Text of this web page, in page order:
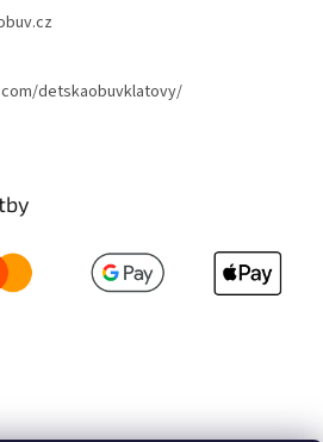
detskaobuvklatovy/